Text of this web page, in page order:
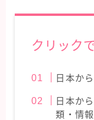
クリック
日本か
日本か
類・情報